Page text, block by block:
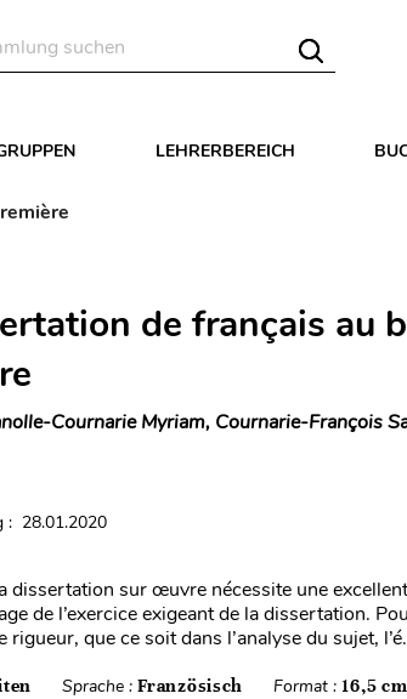
LEHRERBEREICH
de français au
Cournarie Myriam, Cournarie-François
: 28.01.2020
dissertation sur œuvre nécessite une
de l’exercice exigeant de la dissertation.
rigueur, que ce soit dans l’analyse du sujet,
Sprache :Französisch Format :16,5